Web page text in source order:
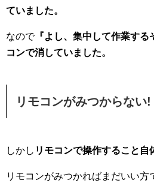
ていました。
なので『よし、集中して作業する
コンで消していました。
リモコンがみつからない!
しかし リモコンで操作すること自
リモコンがみつかればまだいい方